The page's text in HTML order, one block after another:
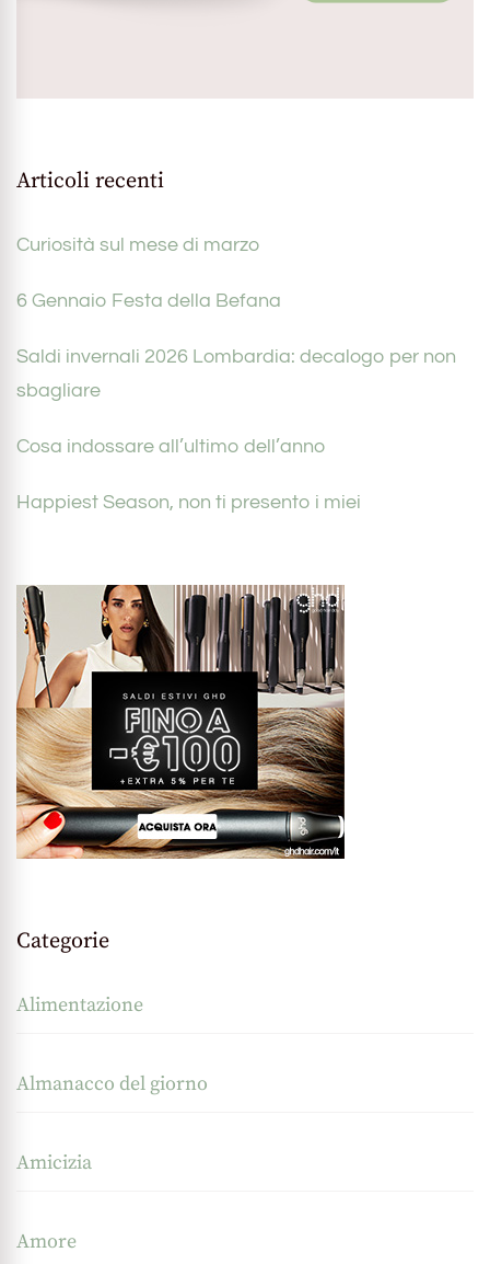
Articoli recenti
Curiosità sul mese di marzo
6 Gennaio Festa della Befana
Saldi invernali 2026 Lombardia: decalogo per non
sbagliare
Cosa indossare all’ultimo dell’anno
Happiest Season, non ti presento i miei
Categorie
Alimentazione
Almanacco del giorno
Amicizia
Amore